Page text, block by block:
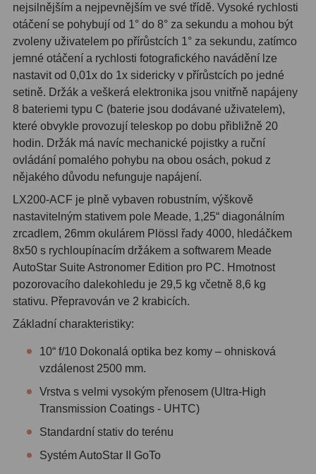
Deep-Sky kamery28
Guiding kamery14
T-kroužky 16
Adaptéry projekční11
Adaptéry T2 39
Adaptéry M4833
Filtry Pass6
Filtry Block10
Filtry Clip5
Filtry CCD Hα, OIII7
Rovnače a reduktory13
Zaostření11
ADC, Tilting 14
Rotátory34
nejsilnějším a nejpevnějším ve své třídě. Vysoké rychlosti
otáčení se pohybují od 1° do 8° za sekundu a mohou být
zvoleny uživatelem po přírůstcích 1° za sekundu, zatímco
jemné otáčení a rychlosti fotografického navádění lze
nastavit od 0,01x do 1x sidericky v přírůstcích po jedné
setině. Držák a veškerá elektronika jsou vnitřně napájeny
8 bateriemi typu C (baterie jsou dodávané uživatelem),
které obvykle provozují teleskop po dobu přibližně 20
hodin. Držák má navíc mechanické pojistky a ruční
ovládání pomalého pohybu na obou osách, pokud z
nějakého důvodu nefunguje napájení.
LX200-ACF je plně vybaven robustním, výškově
nastavitelným stativem pole Meade, 1,25“ diagonálním
zrcadlem, 26mm okulárem Plössl řady 4000, hledáčkem
8x50 s rychloupínacím držákem a softwarem Meade
AutoStar Suite Astronomer Edition pro PC. Hmotnost
pozorovacího dalekohledu je 29,5 kg včetně 8,6 kg
stativu. Přepravován ve 2 krabicích.
Základní charakteristiky:
10“ f/10 Dokonalá optika bez komy – ohnisková
vzdálenost 2500 mm.
Vrstva s velmi vysokým přenosem (Ultra-High
Transmission Coatings - UHTC)
Standardní stativ do terénu
Systém AutoStar II GoTo